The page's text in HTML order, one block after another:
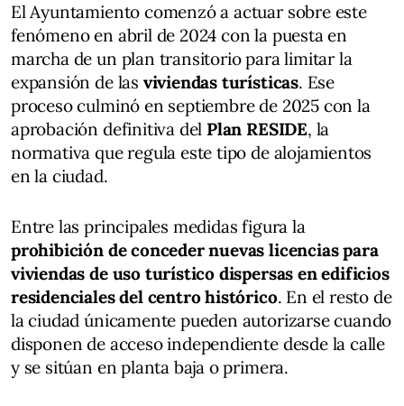
El Ayuntamiento comenzó a actuar sobre este
fenómeno en abril de 2024 con la puesta en
marcha de un plan transitorio para limitar la
expansión de las viviendas turísticas. Ese
proceso culminó en septiembre de 2025 con la
aprobación definitiva del Plan RESIDE, la
normativa que regula este tipo de alojamientos
en la ciudad.
Entre las principales medidas figura la
prohibición de conceder nuevas licencias para
viviendas de uso turístico dispersas en edificios
residenciales del centro histórico. En el resto de
la ciudad únicamente pueden autorizarse cuando
disponen de acceso independiente desde la calle
y se sitúan en planta baja o primera.